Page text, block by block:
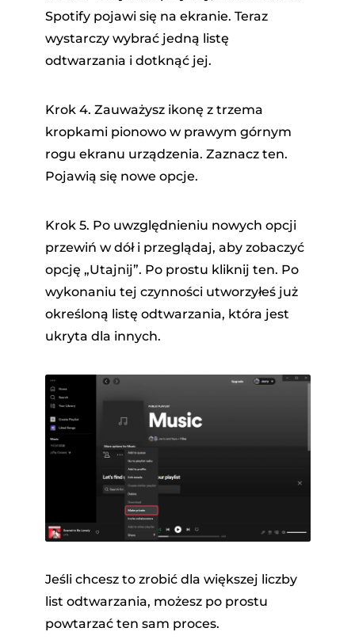
Spotify pojawi się na ekranie. Teraz
wystarczy wybrać jedną listę
odtwarzania i dotknąć jej.
Krok 4. Zauważysz ikonę z trzema
kropkami pionowo w prawym górnym
rogu ekranu urządzenia. Zaznacz ten.
Pojawią się nowe opcje.
Krok 5. Po uwzględnieniu nowych opcji
przewiń w dół i przeglądaj, aby zobaczyć
opcję „Utajnij”. Po prostu kliknij ten. Po
wykonaniu tej czynności utworzyłeś już
określoną listę odtwarzania, która jest
ukryta dla innych.
Jeśli chcesz to zrobić dla większej liczby
list odtwarzania, możesz po prostu
powtarzać ten sam proces.